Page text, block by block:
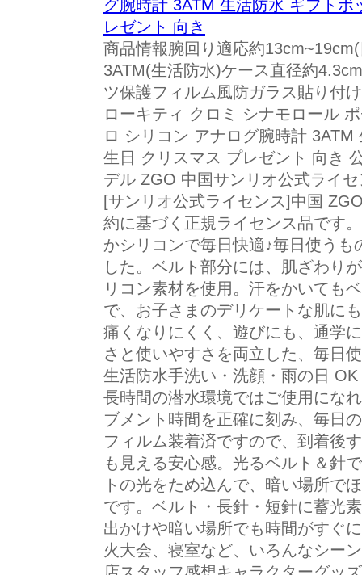
グ腕時計 3ATM 生活防水 ギフト
レゼント 向き
商品情報腕回り適応約
3ATM(生活防水)ケース直径約
ツ保護フィルム風防ガラス貼り付
ローキティ クロミ シナモロール
ロ シリコン アナログ腕時計
生日 クリスマス プレゼント 向き
デル ZGO 中国サンリオ公式ライ
[サンリオ公式ライセンス]中国
約に基づく正規ライセンス品です
かシリコンで毎日快適♪毎日使う
した。ベルト部分には、肌ざわり
リコン素材を使用。汗をかいても
で、お子さまのデリケートな肌に
痛くなりにくく、遊びにも、通学
さと使いやすさを両立した、毎日
生活防水手洗い・洗顔・雨の日
長時間の潜水環境ではご使用にな
ブメント時間を正確に刻み、毎日
フィルム装着済ですので、到着後
も見える安心感。光るベルト＆針
トの光をため込んで、暗い場所で
です。ベルト・長針・短針に蓄光
出かけや暗い場所でも時間がすぐ
火大会、寝室など、いろんなシー